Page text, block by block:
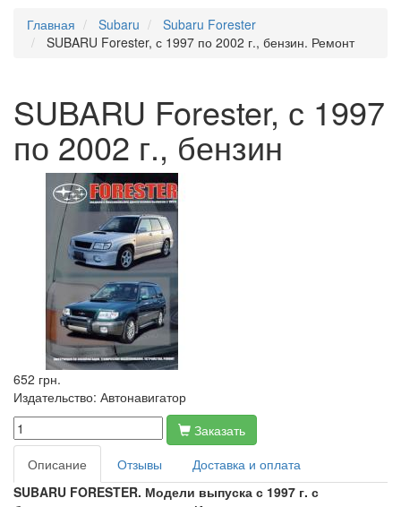
Главная
Subaru
Subaru Forester
SUBARU Forester, с 1997 по 2002 г., бензин. Ремонт
SUBARU Forester, с 1997
по 2002 г., бензин
652 грн.
Издательство: Автонавигатор
Заказать
Описание
Отзывы
Доставка и оплата
SUBARU FORESTER. Модели выпуска с 1997 г. с